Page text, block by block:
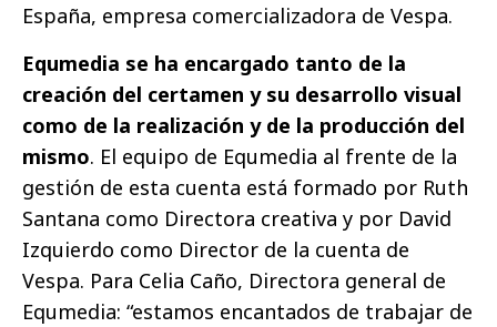
España, empresa comercializadora de Vespa.
Equmedia se ha encargado tanto de la
creación del certamen y su desarrollo visual
como de la realización y de la producción del
mismo. El equipo de Equmedia al frente de la
gestión de esta cuenta está formado por Ruth
Santana como Directora creativa y por David
Izquierdo como Director de la cuenta de
Vespa. Para Celia Caño, Directora general de
Equmedia: “estamos encantados de trabajar de